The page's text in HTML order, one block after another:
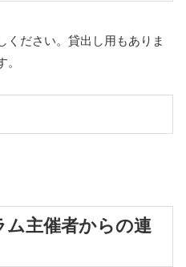
ください。貸出し用もありま
主催者からの連